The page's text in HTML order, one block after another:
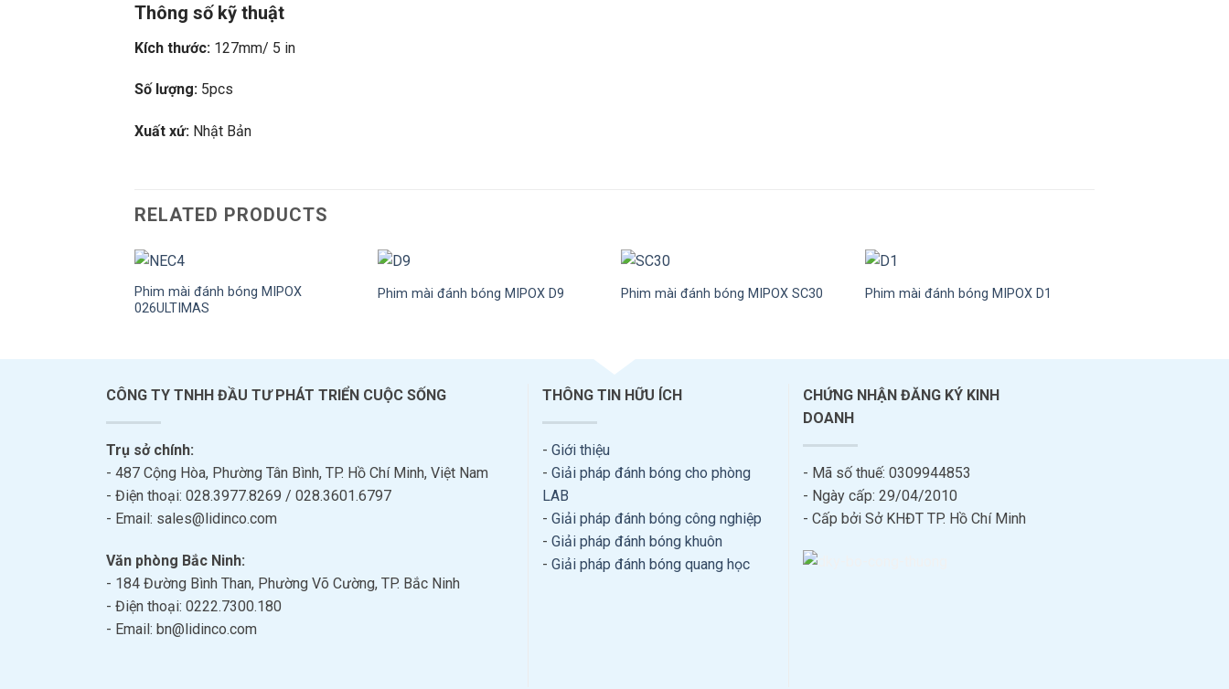
Thông số kỹ thuật
Kích thước: 127mm/ 5 in
Số lượng: 5pcs
Xuất xứ: Nhật Bản
RELATED PRODUCTS
Phim mài đánh bóng MIPOX
026ULTIMAS
Phim mài đánh bóng MIPOX D9 Phim mài đánh bóng MIPOX SC30 Phim mài đánh bóng MIPOX D1
CÔNG TY TNHH ĐẦU TƯ PHÁT TRIỂN CUỘC SỐNG
Trụ sở chính:
- 487 Cộng Hòa, Phường Tân Bình, TP. Hồ Chí Minh, Việt Nam
- Điện thoại: 028.3977.8269 / 028.3601.6797
- Email: sales@lidinco.com
Văn phòng Bắc Ninh:
- 184 Đường Bình Than, Phường Võ Cường, TP. Bắc Ninh
- Điện thoại: 0222.7300.180
- Email: bn@lidinco.com
THÔNG TIN HỮU ÍCH
- Giới thiệu
- Giải pháp đánh bóng cho phòng
LAB
- Giải pháp đánh bóng công nghiệp
- Giải pháp đánh bóng khuôn
- Giải pháp đánh bóng quang học
CHỨNG NHẬN ĐĂNG KÝ KINH
DOANH
- Mã số thuế: 0309944853
- Ngày cấp: 29/04/2010
- Cấp bởi Sở KHĐT TP. Hồ Chí Minh